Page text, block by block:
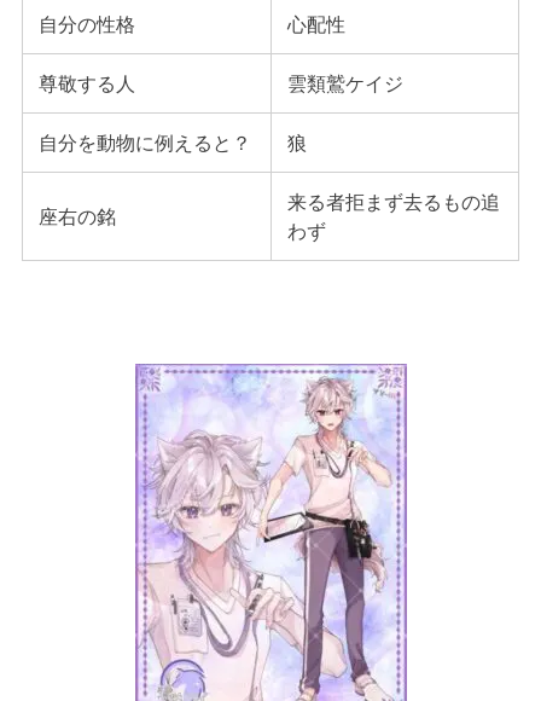
自分の性格 心配性
尊敬する人 雲類鷲ケイジ
自分を動物に例えると？ 狼
座右の銘
来る者拒まず去るもの追
わず